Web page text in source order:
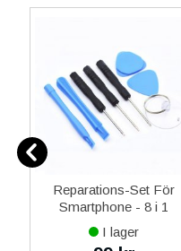
Reparations-Set För
Smartphone - 8 i 1
I lager